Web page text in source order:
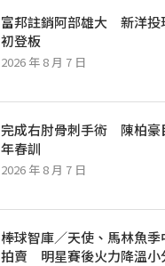
富邦註銷阿部雄大 新洋投
初登板
2026 年 8 月 7 日
完成右肘骨刺手術 陳柏豪
年春訓
2026 年 8 月 7 日
棒球智庫／天使、馬林魚季
拍賣 明星賽後火力降溫小